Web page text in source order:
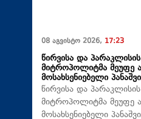
08 აგვისტო 2026, 17:23
წირვისა და
მიტროპოლიტმა მეუფე
მოსახსენიებელი
წირვისა და
მიტროპოლიტმა მეუფე
მოსახსენიებელი